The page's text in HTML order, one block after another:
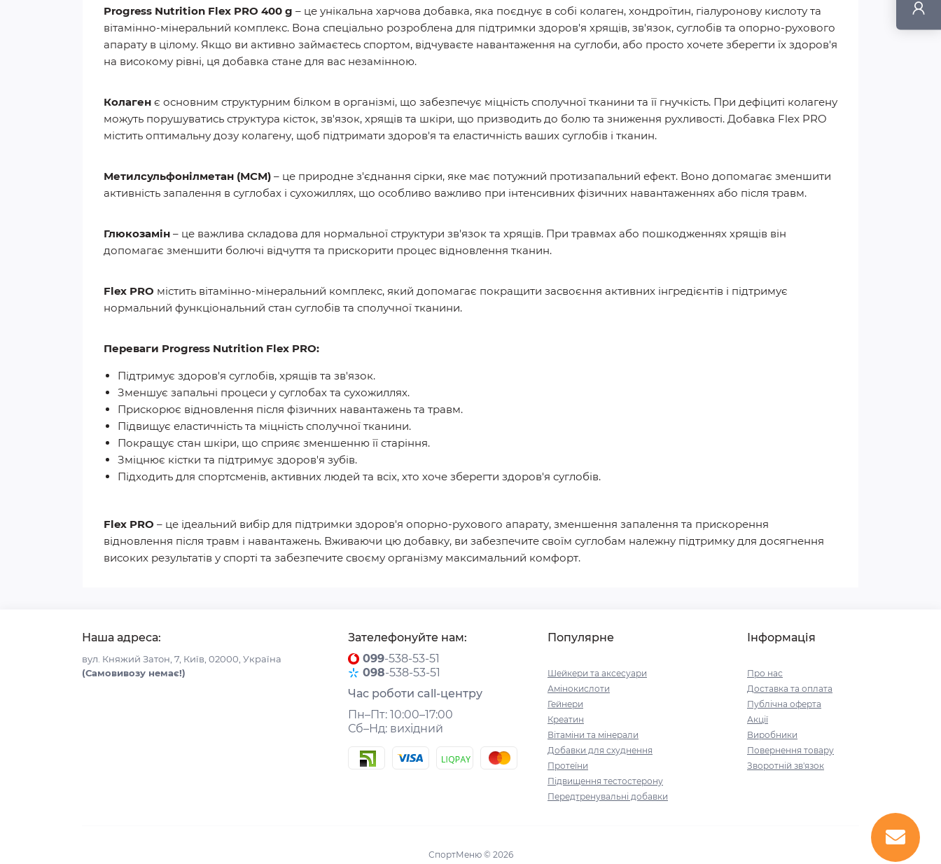
Progress Nutrition Flex PRO 400 g – це унікальна харчова добавка, яка поєднує в собі колаген, хондроїтин, гіалуронову кислоту та
вітамінно-мінеральний комплекс. Вона спеціально розроблена для підтримки здоров'я хрящів, зв'язок, суглобів та опорно-рухового
апарату в цілому. Якщо ви активно займаєтесь спортом, відчуваєте навантаження на суглоби, або просто хочете зберегти їх здоров'я
на високому рівні, ця добавка стане для вас незамінною.
Колаген є основним структурним білком в організмі, що забезпечує міцність сполучної тканини та її гнучкість. При дефіциті колагену
можуть порушуватись структура кісток, зв'язок, хрящів та шкіри, що призводить до болю та зниження рухливості. Добавка Flex PRO
містить оптимальну дозу колагену, щоб підтримати здоров'я та еластичність ваших суглобів і тканин.
Метилсульфонілметан (МСМ) – це природне з'єднання сірки, яке має потужний протизапальний ефект. Воно допомагає зменшити
активність запалення в суглобах і сухожиллях, що особливо важливо при інтенсивних фізичних навантаженнях або після травм.
Глюкозамін – це важлива складова для нормальної структури зв'язок та хрящів. При травмах або пошкодженнях хрящів він
допомагає зменшити болючі відчуття та прискорити процес відновлення тканин.
Flex PRO містить вітамінно-мінеральний комплекс, який допомагає покращити засвоєння активних інгредієнтів і підтримує
нормальний функціональний стан суглобів та сполучної тканини.
Переваги Progress Nutrition Flex PRO:
Підтримує здоров'я суглобів, хрящів та зв'язок.
Зменшує запальні процеси у суглобах та сухожиллях.
Прискорює відновлення після фізичних навантажень та травм.
Підвищує еластичність та міцність сполучної тканини.
Покращує стан шкіри, що сприяє зменшенню її старіння.
Зміцнює кістки та підтримує здоров'я зубів.
Підходить для спортсменів, активних людей та всіх, хто хоче зберегти здоров'я суглобів.
Flex PRO – це ідеальний вибір для підтримки здоров'я опорно-рухового апарату, зменшення запалення та прискорення
відновлення після травм і навантажень. Вживаючи цю добавку, ви забезпечите своїм суглобам належну підтримку для досягнення
високих результатів у спорті та забезпечите своєму організму максимальний комфорт.
Наша адреса:
вул. Княжий Затон, 7, Київ, 02000, Україна
(Самовивозу немає!)
Зателефонуйте нам:
099-538-53-51
098-538-53-51
Час роботи call-центру
Пн–Пт: 10:00–17:00
Сб–Нд: вихідний
Популярне
Шейкери та аксесуари
Амінокислоти
Гейнери
Креатин
Вітаміни та мінерали
Добавки для схуднення
Протеїни
Підвищення тестостерону
Передтренувальні добавки
Інформація
Про нас
Доставка та оплата
Публічна оферта
Акції
Виробники
Повернення товару
Зворотній зв'язок
СпортМеню © 2026